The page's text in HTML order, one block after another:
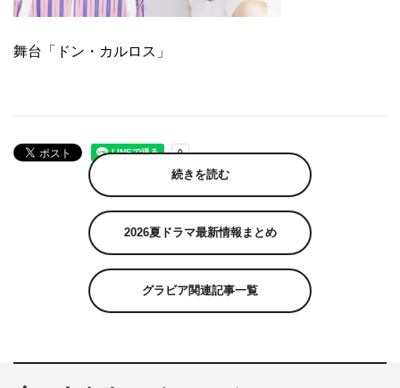
舞台「ドン・カルロス」
続きを読む
2026夏ドラマ最新情報まとめ
グラビア関連記事一覧